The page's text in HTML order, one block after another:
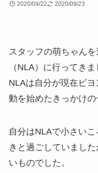
2020/09/22 2020/09/23
スタッフの萌ちゃん
（NLA）に行ってきま
NLAは自分が現在ビ
動を始めたきっかけの
自分はNLAで小さい
きと過ごしていまし
いものでした。